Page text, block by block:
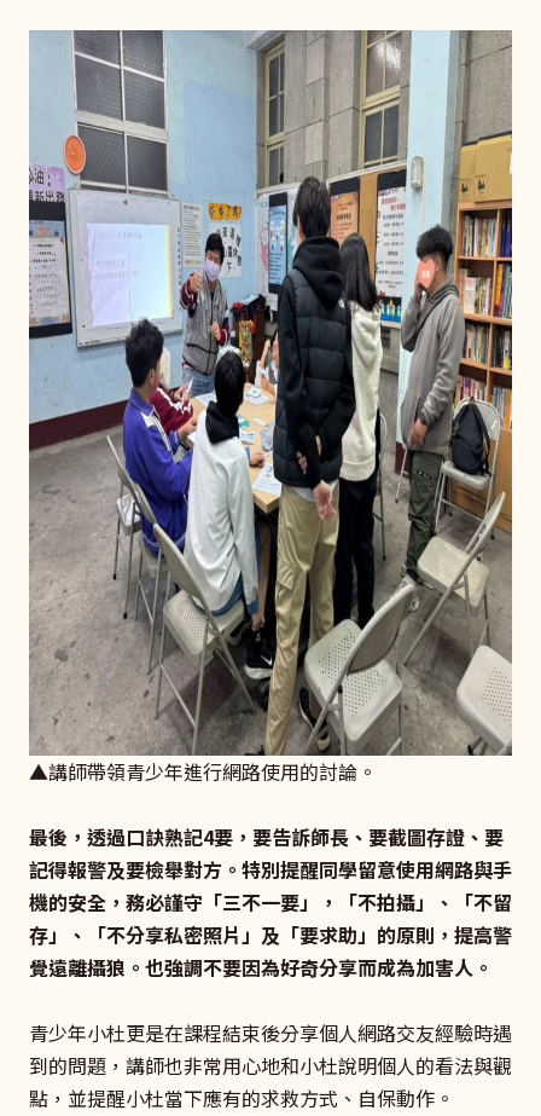
▲講師帶領青少年進行網路使用的討論。
最後，透過口訣熟記4要，要告訴師長、要截圖存證、要
記得報警及要檢舉對方。特別提醒同學留意使用網路與手
機的安全，務必謹守「三不一要」，「不拍攝」、「不留
存」、「不分享私密照片」及「要求助」的原則，提高警
覺遠離攝狼。也強調不要因為好奇分享而成為加害人。
青少年小杜更是在課程結束後分享個人網路交友經驗時遇
到的問題，講師也非常用心地和小杜說明個人的看法與觀
點，並提醒小杜當下應有的求救方式、自保動作。